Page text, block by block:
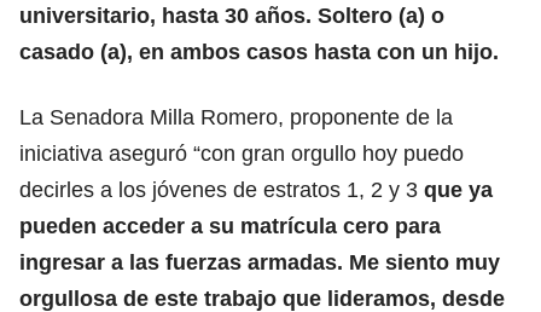
universitario, hasta 30 años. Soltero (a) o
casado (a), en ambos casos hasta con un hijo.
La Senadora Milla Romero, proponente de la
iniciativa aseguró “con gran orgullo hoy puedo
decirles a los jóvenes de estratos 1, 2 y 3 que ya
pueden acceder a su matrícula cero para
ingresar a las fuerzas armadas. Me siento muy
orgullosa de este trabajo que lideramos, desde